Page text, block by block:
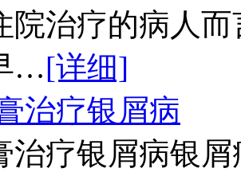
院治疗的病人
…[详细]
治疗银屑病
治疗银屑病银